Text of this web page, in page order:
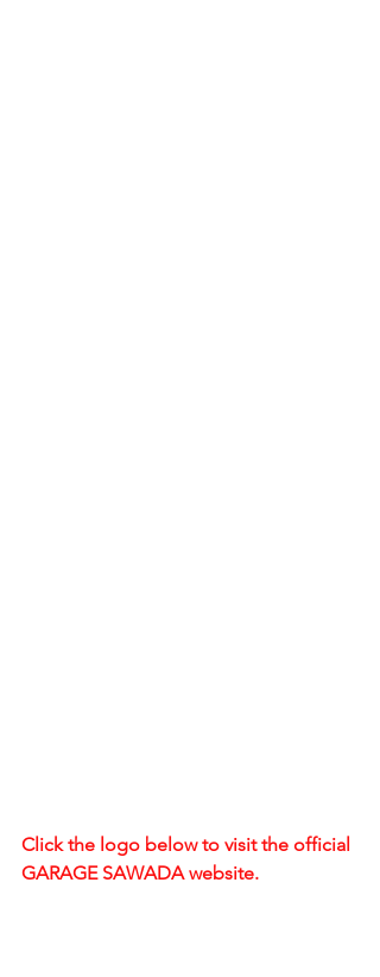
Click the logo below to visit the official
GARAGE SAWADA website.